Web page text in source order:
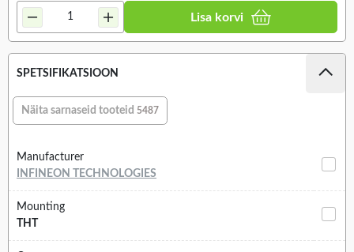
Lisa korvi
SPETSIFIKATSIOON
Näita sarnaseid tooteid 5487
Manufacturer
INFINEON TECHNOLOGIES
Mounting
THT